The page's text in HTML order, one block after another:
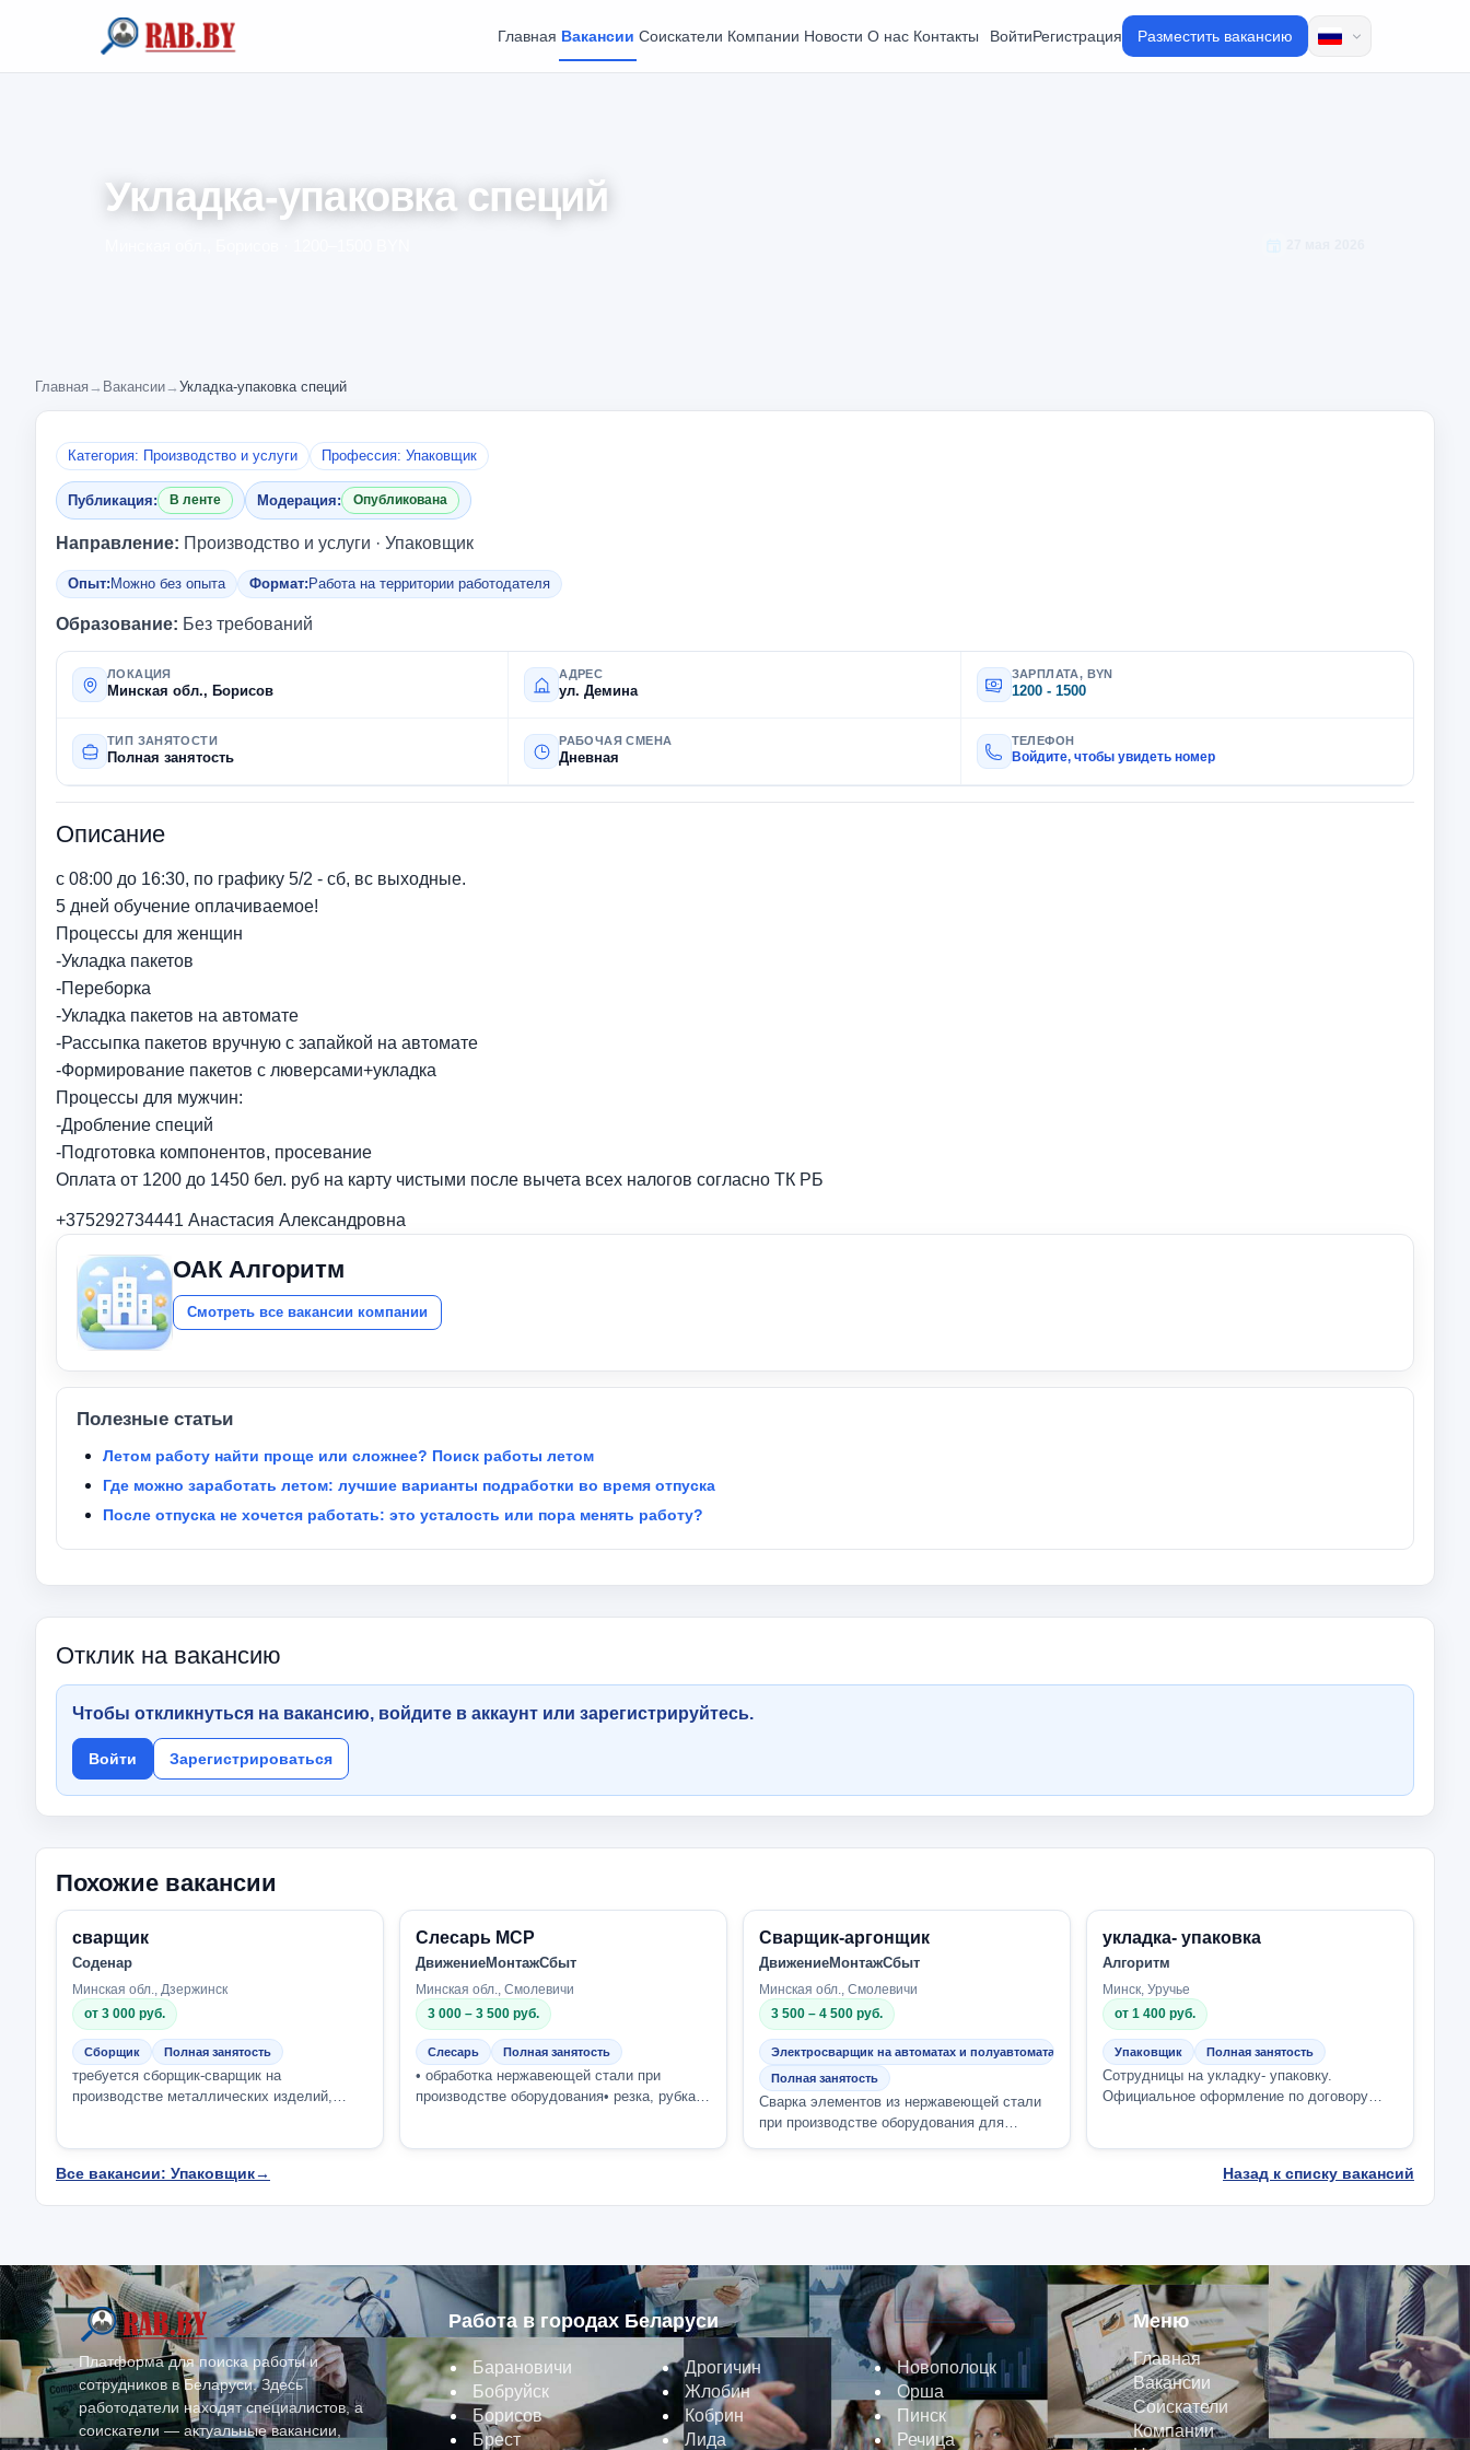
Главная Вакансии Соискатели Компании Новости О нас Контакты ВойтиРегистрация Разместить вакансию
Укладка-упаковка специй
Главная → Вакансии→ Укладка-упаковка специй
Категория: Производство и услуги Профессия: Упаковщик
Публикация: В ленте Модерация: Опубликована
Направление: Производство и услуги · Упаковщик
Опыт: Можно без опыта Формат: Работа на территории работодателя
Образование: Без требований
ЛОКАЦИЯ
Минская обл., Борисов
АДРЕС
ул. Демина
ЗАРПЛАТА, BYN
1200 - 1500
ТИП ЗАНЯТОСТИ
Полная занятость
РАБОЧАЯ СМЕНА
Дневная
ТЕЛЕФОН
Войдите, чтобы увидеть номер
Описание
с 08:00 до 16:30, по графику 5/2 - сб, вс выходные.
5 дней обучение оплачиваемое!
Процессы для женщин
-Укладка пакетов
-Переборка
-Укладка пакетов на автомате
-Рассыпка пакетов вручную с запайкой на автомате
-Формирование пакетов с люверсами+укладка
Процессы для мужчин:
-Дробление специй
-Подготовка компонентов, просевание
Оплата от 1200 до 1450 бел. руб на карту чистыми после вычета всех налогов согласно ТК РБ
+375292734441 Анастасия Александровна
ОАК Алгоритм
Смотреть все вакансии компании
Полезные статьи
Летом работу найти проще или сложнее? Поиск работы летом
Где можно заработать летом: лучшие варианты подработки во время отпуска
После отпуска не хочется работать: это усталость или пора менять работу?
Отклик на вакансию
Чтобы откликнуться на вакансию, войдите в аккаунт или зарегистрируйтесь.
Войти Зарегистрироваться
Похожие вакансии
сварщик
Соденар
Минская обл., Дзержинск
от 3 000 руб.
Сборщик Полная занятость
требуется сборщик-сварщик на
производстве металлических изделий,
Слесарь МСР
ДвижениеМонтажСбыт
Минская обл., Смолевичи
3 000 – 3 500 руб.
Слесарь Полная занятость
• обработка нержавеющей стали при
производстве оборудования• резка, рубка,
Сварщик-аргонщик
ДвижениеМонтажСбыт
Минская обл., Смолевичи
3 500 – 4 500 руб.
Электросварщик на автоматах и полуавтоматах
Полная занятость
Сварка элементов из нержавеющей стали
при производстве оборудования для
укладка- упаковка
Алгоритм
Минск, Уручье
от 1 400 руб.
Упаковщик Полная занятость
Сотрудницы на укладку- упаковку.
Официальное оформление по договору
Все вакансии: Упаковщик→ Назад к списку вакансий
Платформа для поиска работы и
сотрудников в Беларуси. Здесь
работодатели находят специалистов, а
соискатели — актуальные вакансии,
Работа в городах Беларуси
Барановичи
Бобруйск
Борисов
Брест
Дрогичин
Жлобин
Кобрин
Лида
Новополоцк
Орша
Пинск
Речица
Меню
Главная
Вакансии
Соискатели
Компании